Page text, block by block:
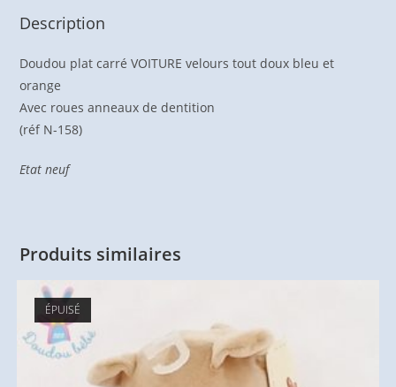
Description
Doudou plat carré VOITURE velours tout doux bleu et
orange
Avec roues anneaux de dentition
(réf N-158)
Etat neuf
Produits similaires
ÉPUISÉ